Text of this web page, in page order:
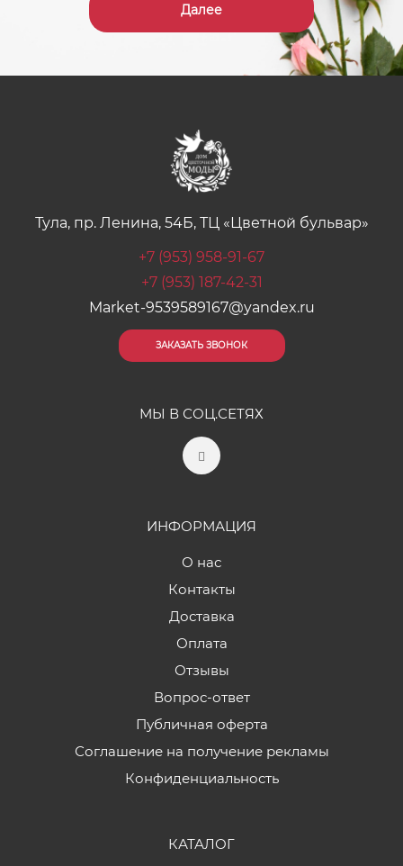
Далее
Тула, пр. Ленина, 54Б, ТЦ «Цветной бульвар»
+7 (953) 958-91-67
+7 (953) 187-42-31
Market-9539589167@yandex.ru
ЗАКАЗАТЬ ЗВОНОК
МЫ В СОЦ.СЕТЯХ
ИНФОРМАЦИЯ
О нас
Контакты
Доставка
Оплата
Отзывы
Вопрос-ответ
Публичная оферта
Соглашение на получение рекламы
Конфиденциальность
КАТАЛОГ